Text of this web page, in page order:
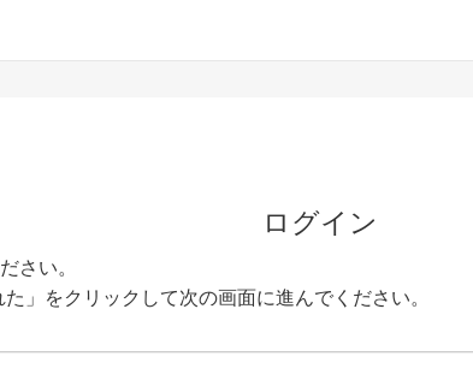
ログイン
さい。
」をクリックして次の画面に進んでください。